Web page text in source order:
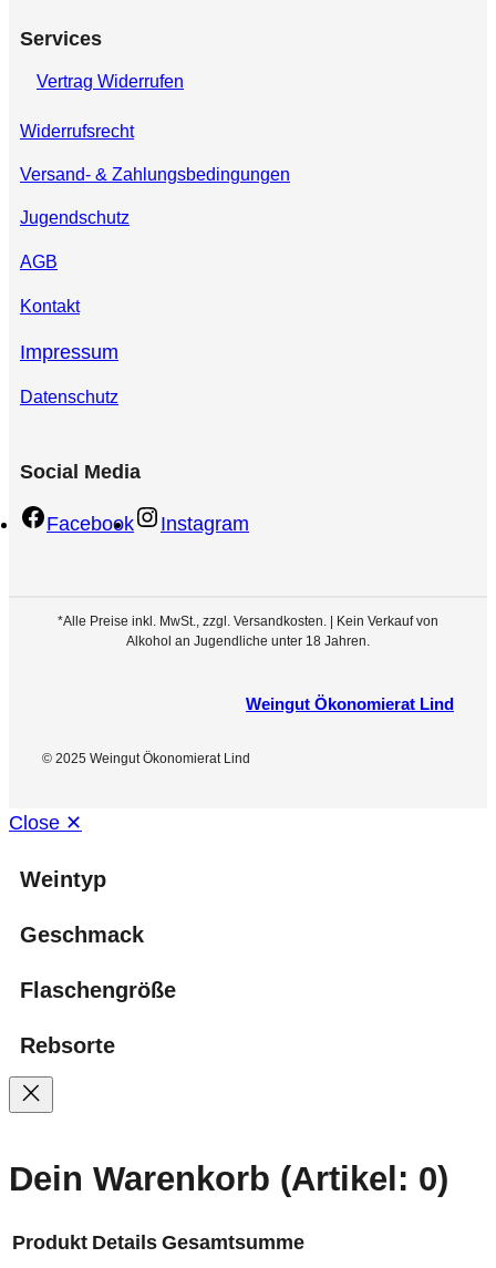
Services
Vertrag Widerrufen
Widerrufsrecht
Versand- & Zahlungsbedingungen
Jugendschutz
AGB
Kontakt
Impressum
Datenschutz
Social Media
Facebook Instagram
*Alle Preise inkl. MwSt., zzgl. Versandkosten. | Kein Verkauf von
Alkohol an Jugendliche unter 18 Jahren.
Weingut Ökonomierat Lind
© 2025 Weingut Ökonomierat Lind
Close ✕
Weintyp
Geschmack
Flaschengröße
Rebsorte
Dein Warenkorb (Artikel: 0)
Produkt Details Gesamtsumme